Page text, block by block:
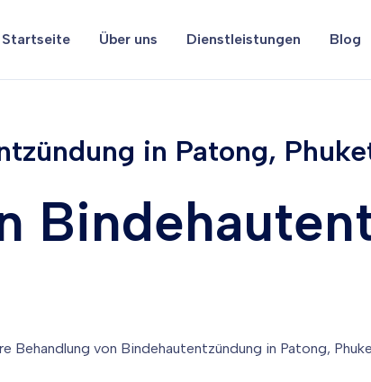
Startseite Über uns Dienstleistungen Blog
in Patong,
Behandlung von Bindehautentzündung in Patong,